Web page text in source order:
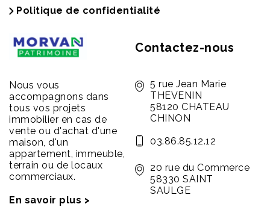
Politique de confidentialité
Nous vous
accompagnons dans
tous vos projets
immobilier en cas de
vente ou d'achat d'une
maison, d'un
appartement, immeuble,
terrain ou de locaux
commerciaux.
En savoir plus >
Contactez-nous
5 rue Jean Marie
THEVENIN
58120 CHATEAU
CHINON
03.86.85.12.12
20 rue du Commerce
58330 SAINT
SAULGE